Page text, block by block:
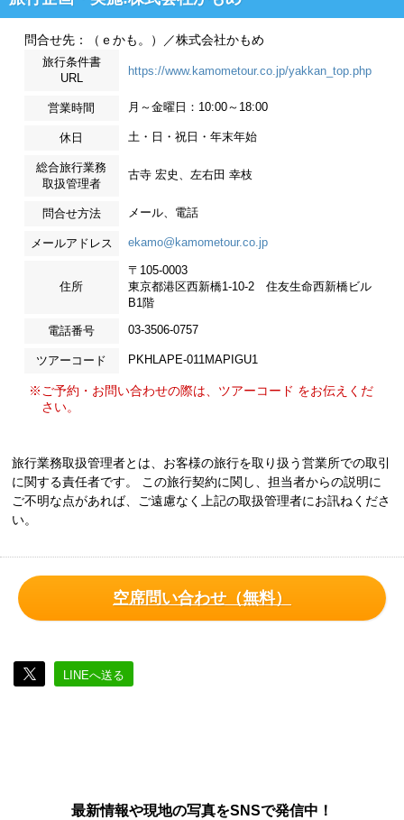
問合せ先：（ｅかも。）／株式会社かもめ
旅行条件書
URL
https://www.kamometour.co.jp/yakkan_top.php
営業時間 月～金曜日：10:00～18:00
休日 土・日・祝日・年末年始
総合旅行業務
取扱管理者
古寺 宏史、左右田 幸枝
問合せ方法 メール、電話
メールアドレス ekamo@kamometour.co.jp
住所
〒105-0003
東京都港区西新橋1-10-2 住友生命西新橋ビル
B1階
電話番号 03-3506-0757
ツアーコード PKHLAPE-011MAPIGU1
※ご予約・お問い合わせの際は、ツアーコード をお伝えくだ
さい。
旅行業務取扱管理者とは、お客様の旅行を取り扱う営業所での取引
に関する責任者です。 この旅行契約に関し、担当者からの説明に
ご不明な点があれば、ご遠慮なく上記の取扱管理者にお訊ねくださ
い。
空席問い合わせ（無料）
LINEへ送る
最新情報や現地の写真をSNSで発信中！